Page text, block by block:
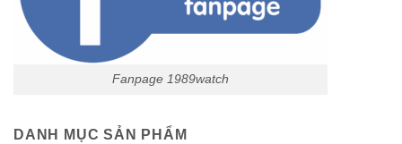
Fanpage 1989watch
DANH MỤC SẢN PHẨM